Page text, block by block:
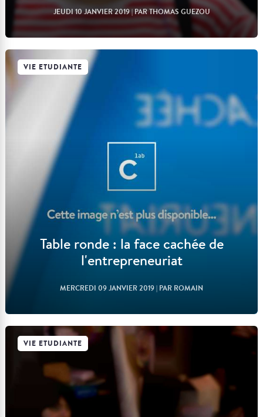
JEUDI 10 JANVIER 2019| PAR THOMAS GUEZOU
Lire l'article
Table ronde : la face cachée de
l'entrepreneuriat
MERCREDI 09 JANVIER 2019| PAR ROMAIN
Lire l'article
VIE ETUDIANTE
VIE ETUDIANTE